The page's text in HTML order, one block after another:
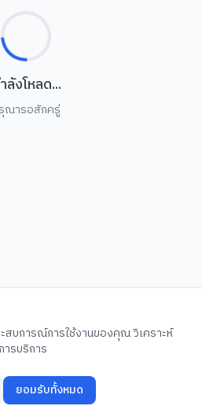
ลังโหลด...
ณารอสักครู่
สบการณ์การใช้งานของคุณ วิเคราะห์
ารบริการ
ยอมรับทั้งหมด